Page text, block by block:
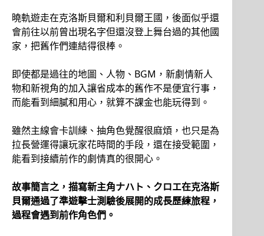
曉軌遊走在克洛斯貝爾和利貝爾王國，後面似乎還
會前往以前曾出現名字但還沒登上舞台過的其他國
家，把舊作們連結得很棒。
即使都是過往的地圖、人物、BGM，新劇情新人
物和新視角的加入讓省成本的舊作不是便宜行事，
而能看到細膩和用心，就算不課金也能玩得到。
雖然主線會卡訓練、抽角色覺醒很麻煩，也只是為
拉長營運得讓玩家花時間的手段，還在接受範圍，
能看到接續前作的劇情真的很開心。
故事簡言之，描寫新主角ナハト、クロエ在克洛斯
貝爾通過了準遊擊士測驗後展開的成長歷練旅程，
過程會遇到前作角色們。